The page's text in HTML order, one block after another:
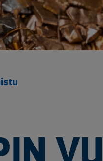
Elektroniikan
Kaapeleiden kierrätys
Kyllästettyjen
Metallien käsittely ja